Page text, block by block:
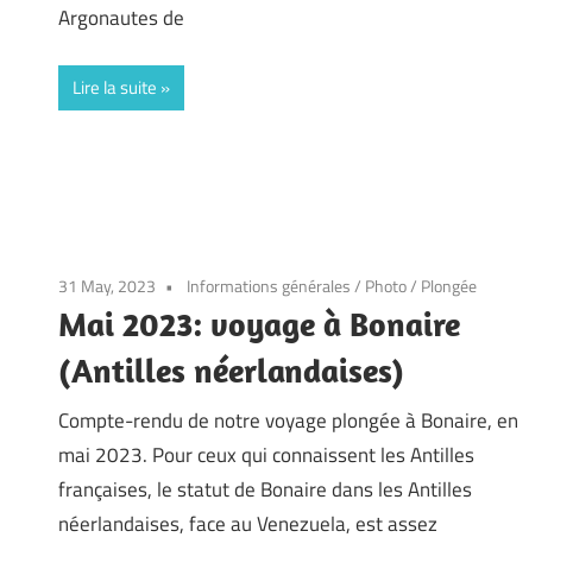
Argonautes de
Lire la suite
31 May, 2023 Informations générales/ Photo/ Plongée
Mai 2023: voyage à Bonaire
(Antilles néerlandaises)
Compte-rendu de notre voyage plongée à Bonaire, en
mai 2023. Pour ceux qui connaissent les Antilles
françaises, le statut de Bonaire dans les Antilles
néerlandaises, face au Venezuela, est assez